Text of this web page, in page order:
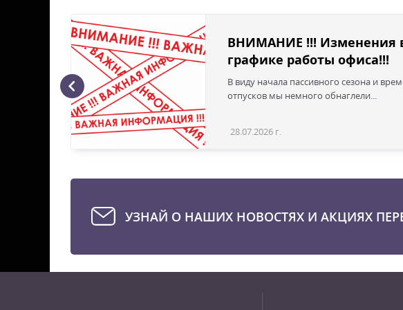
ВНИМАНИЕ !!! Изменения
графике работы офиса!!!
В виду начала пассивного сезона и
отпусков мы немного обнаглели...
28.07.2026 г.
УЗНАЙ О НАШИХ НОВОСТЯХ И АКЦИЯХ